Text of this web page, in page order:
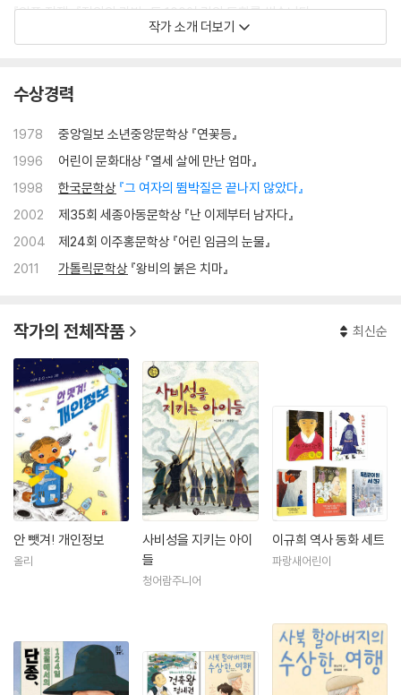
『악플 전쟁』 『정의의 라방』 등 100여 권의 동화를 썼습니다.
작가 소개 더보기
수상경력
1978 중앙일보 소년중앙문학상 『연꽃등』
1996
어린이 문화대상 『열세 살에 만난 엄마』
1998
한국문학상 『그 여자의 뜀박질은 끝나지 않았다』
2002
제35회 세종아동문학상 『난 이제부터 남자다』
2004
제24회 이주홍문학상 『어린 임금의 눈물』
2011
가톨릭문학상 『왕비의 붉은 치마』
작가의 전체작품 최신순
안 뺏겨! 개인정보
올리
사비성을 지키는 아이
들
청어람주니어
이규희 역사 동화 세트
파랑새어린이